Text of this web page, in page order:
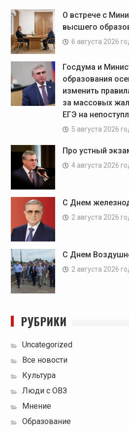
О встрече с
высшего
6 августа 2026
Госдума и
образования
изменить
за массовых
ЕГЭ на
5 августа 2026
Про устный
4 августа 2026
С Днем
2 августа 2026
С Днем
2 августа 2026
РУБРИКИ
Uncategorized
Все новости
Культура
Люди с ОВЗ
Мнение
Образование